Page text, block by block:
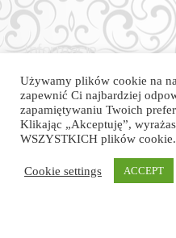
Informacje
ul. Dietla 7b, 41-214
Sosnowiec, Polska
telefon: 575 668 947
kontakt@aber.sklep.pl
Używamy plików cookie na
zapewnić Ci najbardziej
zapamiętywaniu Twoich
Klikając „Akceptuję”,
WSZYSTKICH plików cookie.
Cookie settings ACCEPT